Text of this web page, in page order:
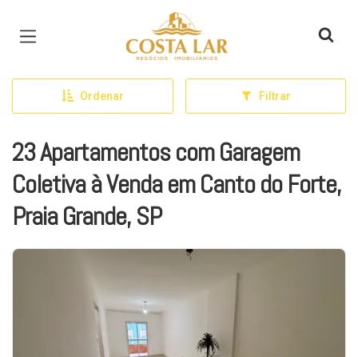
Página inicial
Ordenar Filtrar
23 Apartamentos com Garagem
Coletiva à Venda em Canto do Forte,
Praia Grande, SP